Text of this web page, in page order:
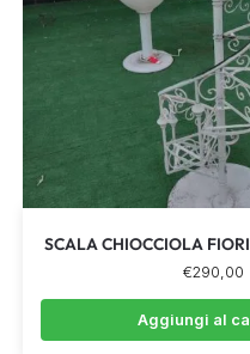
SCALA CHIOCCIOLA
€290,00
Aggiungi al